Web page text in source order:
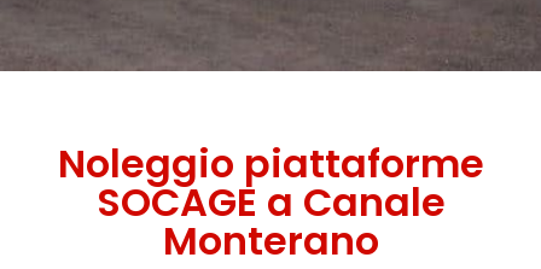
Noleggio piattaforme
SOCAGE a Canale
Monterano